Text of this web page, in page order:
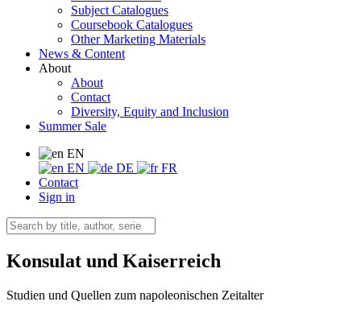
Subject Catalogues
Coursebook Catalogues
Other Marketing Materials
News & Content
About
About
Contact
Diversity, Equity and Inclusion
Summer Sale
EN
EN
DE
FR
Contact
Sign in
Konsulat und Kaiserreich
Studien und Quellen zum napoleonischen Zeitalter